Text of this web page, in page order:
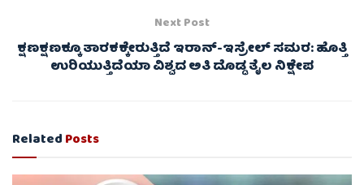
Next Post
ಕ್ಷಣಕ್ಷಣಕ್ಕೂ ತಾರಕಕ್ಕೇರುತ್ತಿದೆ ಇರಾನ್-ಇಸ್ರೇಲ್ ಸಮರ: ಹೊತ್ತಿ
ಉರಿಯುತ್ತಿದೆಯಾ ವಿಶ್ವದ ಅತಿ ದೊಡ್ಡ ತೈಲ ನಿಕ್ಷೇಪ
RelatedPosts